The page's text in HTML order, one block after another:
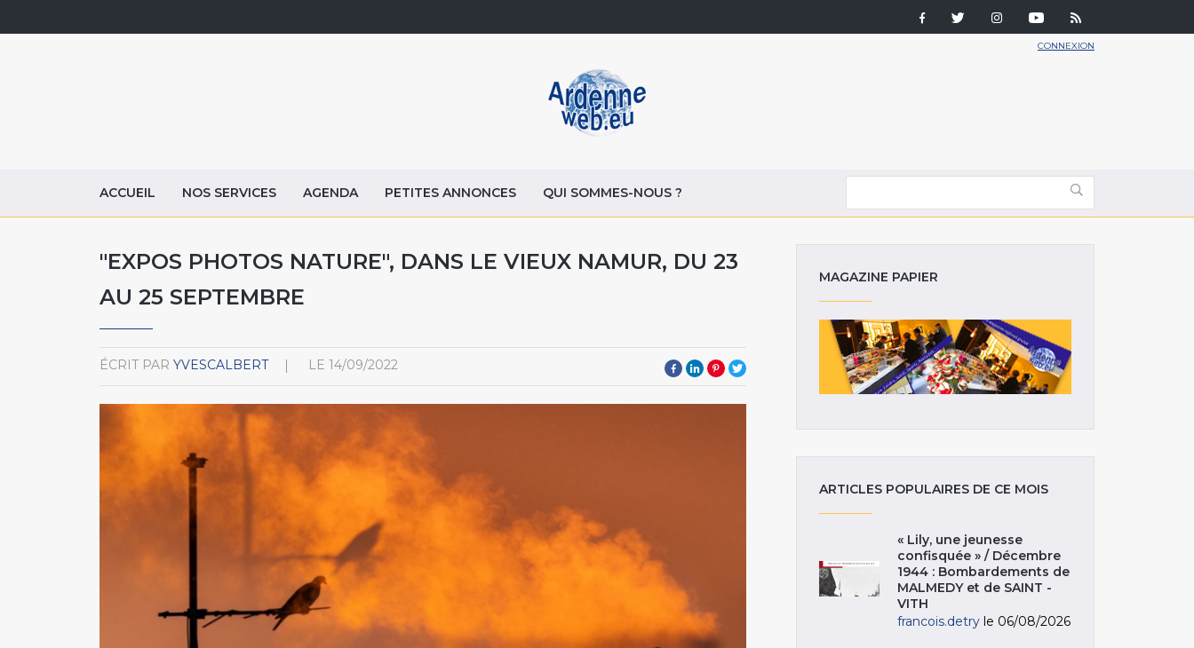
CONNEXION
ACCUEIL NOS SERVICES AGENDA PETITES ANNONCES QUI SOMMES-NOUS ?
"EXPOS PHOTOS NATURE", DANS LE VIEUX NAMUR, DU 23
AU 25 SEPTEMBRE
ÉCRIT PAR YVESCALBERT LE 14/09/2022
MAGAZINE PAPIER
ARTICLES POPULAIRES DE CE MOIS
« Lily, une jeunesse
confisquée » / Décembre
1944 : Bombardements de
MALMEDY et de SAINT -
VITH
francois.detry le 06/08/2026